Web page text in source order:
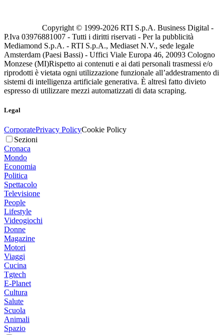
Copyright © 1999-2026 RTI S.p.A. Business Digital -
P.Iva 03976881007 - Tutti i diritti riservati - Per la pubblicità
Mediamond S.p.A. - RTI S.p.A., Mediaset N.V., sede legale
Amsterdam (Paesi Bassi) - Uffici Viale Europa 46, 20093 Cologno
Monzese (MI)Rispetto ai contenuti e ai dati personali trasmessi e/o
riprodotti è vietata ogni utilizzazione funzionale all’addestramento di
sistemi di intelligenza artificiale generativa. È altresì fatto divieto
espresso di utilizzare mezzi automatizzati di data scraping.
Legal
CorporatePrivacy PolicyCookie Policy
Sezioni
Cronaca
Mondo
Economia
Politica
Spettacolo
Televisione
People
Lifestyle
Videogiochi
Donne
Magazine
Motori
Viaggi
Cucina
Tgtech
E-Planet
Cultura
Salute
Scuola
Animali
Spazio